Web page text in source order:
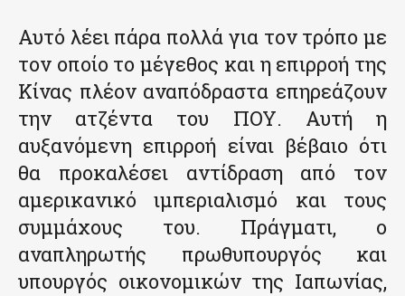
Αυτό λέει πάρα πολλά για τον τρόπο με
τον οποίο το μέγεθος και η επιρροή της
Κίνας πλέον αναπόδραστα επηρεάζουν
την ατζέντα του ΠΟΥ. Αυτή η
αυξανόμενη επιρροή είναι βέβαιο ότι
θα προκαλέσει αντίδραση από τον
αμερικανικό ιμπεριαλισμό και τους
συμμάχους του. Πράγματι, ο
αναπληρωτής πρωθυπουργός και
υπουργός οικονομικών της Ιαπωνίας,